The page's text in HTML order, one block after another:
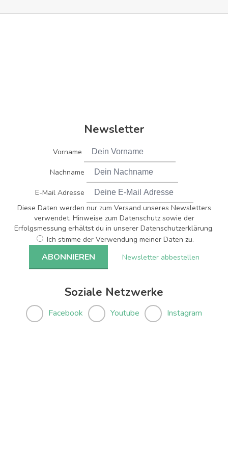
Newsletter
Vorname
Nachname
E-Mail Adresse
Diese Daten werden nur zum Versand unseres Newsletters
verwendet. Hinweise zum Datenschutz sowie der
Erfolgsmessung erhältst du in unserer Datenschutzerklärung.
Ich stimme der Verwendung meiner Daten zu.
Newsletter abbestellen
Soziale Netzwerke
Facebook Youtube Instagram